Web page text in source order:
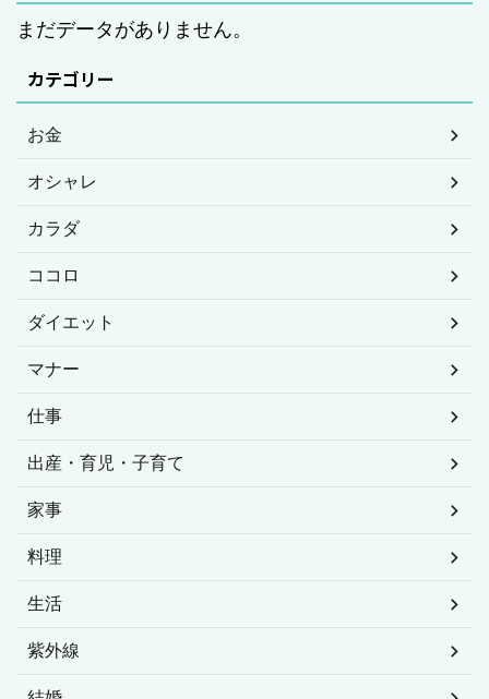
まだデータがありません。
カテゴリー
お金
オシャレ
カラダ
ココロ
ダイエット
マナー
仕事
出産・育児・子育て
家事
料理
生活
紫外線